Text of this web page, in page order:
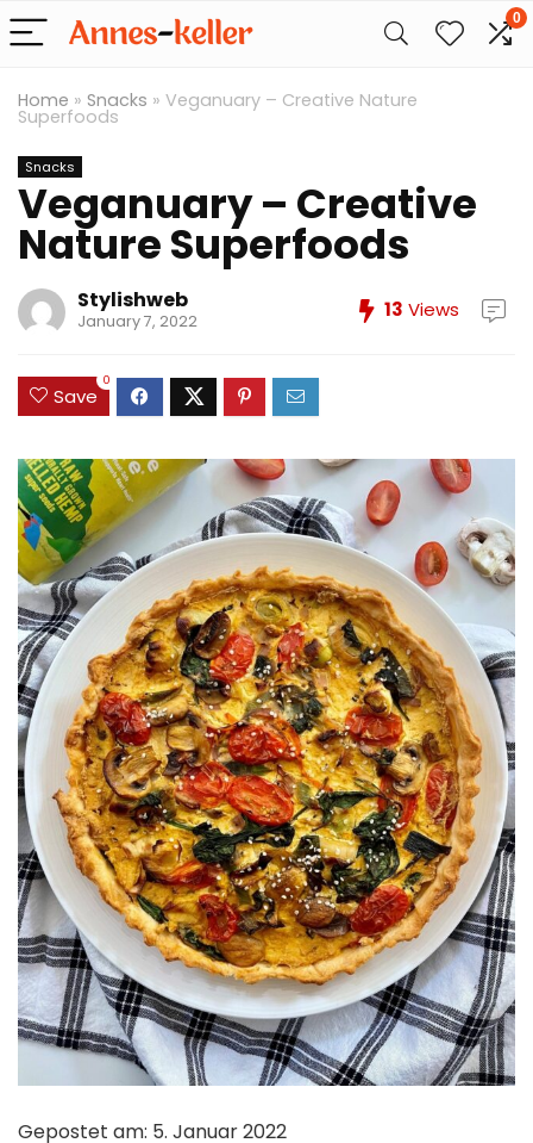
0
Home » Snacks » Veganuary – Creative Nature
Superfoods
Snacks
Veganuary – Creative
Nature Superfoods
Stylishweb
January 7, 2022 13 Views
Save
0
Gepostet am: 5. Januar 2022